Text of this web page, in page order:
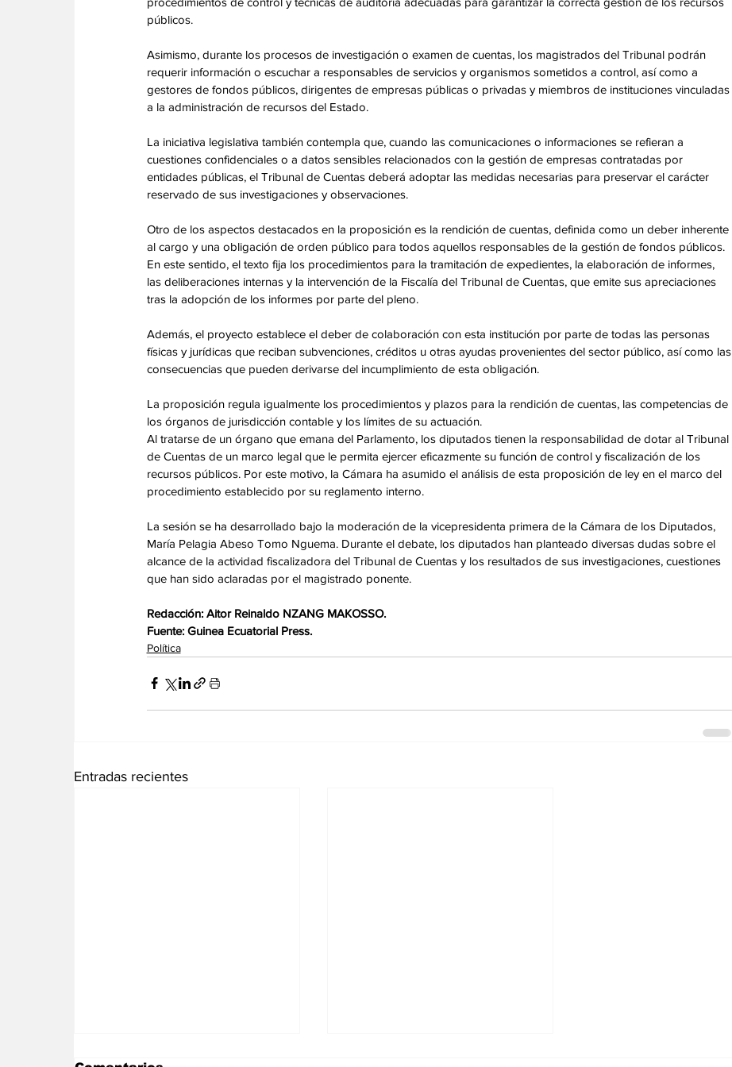
públicos.
Asimismo, durante los procesos de investigación o examen de cuentas, los magistrados del Tribunal podrán
requerir información o escuchar a responsables de servicios y organismos sometidos a control, así como a
gestores de fondos públicos, dirigentes de empresas públicas o privadas y miembros de instituciones vinculadas
a la administración de recursos del Estado.
La iniciativa legislativa también contempla que, cuando las comunicaciones o informaciones se refieran a
cuestiones confidenciales o a datos sensibles relacionados con la gestión de empresas contratadas por
entidades públicas, el Tribunal de Cuentas deberá adoptar las medidas necesarias para preservar el carácter
reservado de sus investigaciones y observaciones.
Otro de los aspectos destacados en la proposición es la rendición de cuentas, definida como un deber inherente
al cargo y una obligación de orden público para todos aquellos responsables de la gestión de fondos públicos.
En este sentido, el texto fija los procedimientos para la tramitación de expedientes, la elaboración de informes,
las deliberaciones internas y la intervención de la Fiscalía del Tribunal de Cuentas, que emite sus apreciaciones
tras la adopción de los informes por parte del pleno.
Además, el proyecto establece el deber de colaboración con esta institución por parte de todas las personas
físicas y jurídicas que reciban subvenciones, créditos u otras ayudas provenientes del sector público, así como las
consecuencias que pueden derivarse del incumplimiento de esta obligación.
La proposición regula igualmente los procedimientos y plazos para la rendición de cuentas, las competencias de
los órganos de jurisdicción contable y los límites de su actuación.
Al tratarse de un órgano que emana del Parlamento, los diputados tienen la responsabilidad de dotar al Tribunal
de Cuentas de un marco legal que le permita ejercer eficazmente su función de control y fiscalización de los
recursos públicos. Por este motivo, la Cámara ha asumido el análisis de esta proposición de ley en el marco del
procedimiento establecido por su reglamento interno.
La sesión se ha desarrollado bajo la moderación de la vicepresidenta primera de la Cámara de los Diputados,
María Pelagia Abeso Tomo Nguema. Durante el debate, los diputados han planteado diversas dudas sobre el
alcance de la actividad fiscalizadora del Tribunal de Cuentas y los resultados de sus investigaciones, cuestiones
que han sido aclaradas por el magistrado ponente.
Redacción: Aitor Reinaldo NZANG MAKOSSO.
Fuente: Guinea Ecuatorial Press.
Política
Entradas recientes